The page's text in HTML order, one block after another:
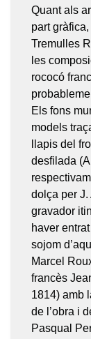
Quant als
part
Tremulles
les
rococó
Els fons
models
llapis del
desfilada
dolça per J.
gravador
haver
sojom
Marcel
francès
1814) amb
de l’obra i
Pasqual